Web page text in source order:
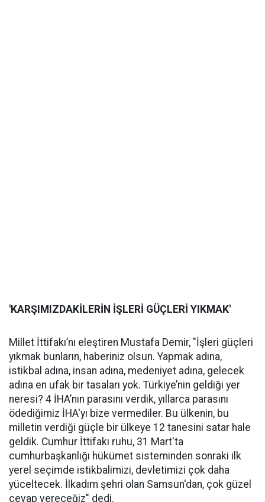
'KARŞIMIZDAKİLERİN İŞLERİ GÜÇLERİ YIKMAK'
Millet İttifakı’nı eleştiren Mustafa Demir, "İşleri güçleri
yıkmak bunların, haberiniz olsun. Yapmak adına,
istikbal adına, insan adına, medeniyet adına, gelecek
adına en ufak bir tasaları yok. Türkiye’nin geldiği yer
neresi? 4 İHA’nın parasını verdik, yıllarca parasını
ödediğimiz İHA'yı bize vermediler. Bu ülkenin, bu
milletin verdiği güçle bir ülkeye 12 tanesini satar hale
geldik. Cumhur İttifakı ruhu, 31 Mart'ta
cumhurbaşkanlığı hükümet sisteminden sonraki ilk
yerel seçimde istikbalimizi, devletimizi çok daha
yüceltecek. İlkadım şehri olan Samsun'dan, çok güzel
cevap vereceğiz" dedi.